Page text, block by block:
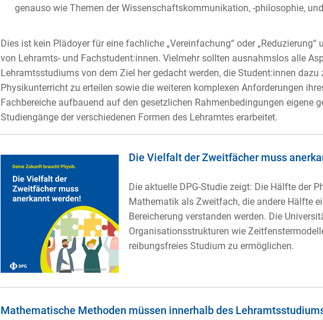
genauso wie Themen der Wissenschaftskommunikation, -philosophie,
Dies ist kein Plädoyer für eine fachliche „Vereinfachung“ oder
von Lehramts- und Fachstudent:innen. Vielmehr sollten ausnahmslos alle
Lehramtsstudiums von dem Ziel her gedacht werden, die Student:innen dazu
Physikunterricht zu erteilen sowie die weiteren komplexen Anforderungen
Fachbereiche aufbauend auf den gesetzlichen Rahmenbedingungen eigene
Studiengänge der verschiedenen Formen des Lehramtes erarbeitet.
Die Vielfalt der Zweitfächer muss
Die aktuelle DPG-Studie zeigt: Die Hälfte der
Mathematik als Zweitfach, die andere Hälfte
Bereicherung verstanden werden. Die
Organisationsstrukturen wie
reibungsfreies Studium zu ermöglichen.
Mathematische Methoden müssen innerhalb des